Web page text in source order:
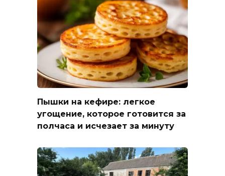
Пышки на кефире: легкое
угощение, которое готовится за
полчаса и исчезает за минуту